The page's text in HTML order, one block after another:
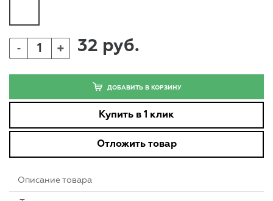
- + 32 руб.
ДОБАВИТЬ В КОРЗИНУ
Купить в 1 клик
Отложить товар
Описание товара